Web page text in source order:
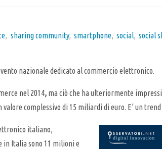
, sharing community, smartphone, social, social
nazionale dedicato al commercio elettronico.
nel 2014, ma ciò che ha ulteriormente
complessivo di 15 miliardi di euro. E’ un
italiano,
in Italia sono 11 milioni e